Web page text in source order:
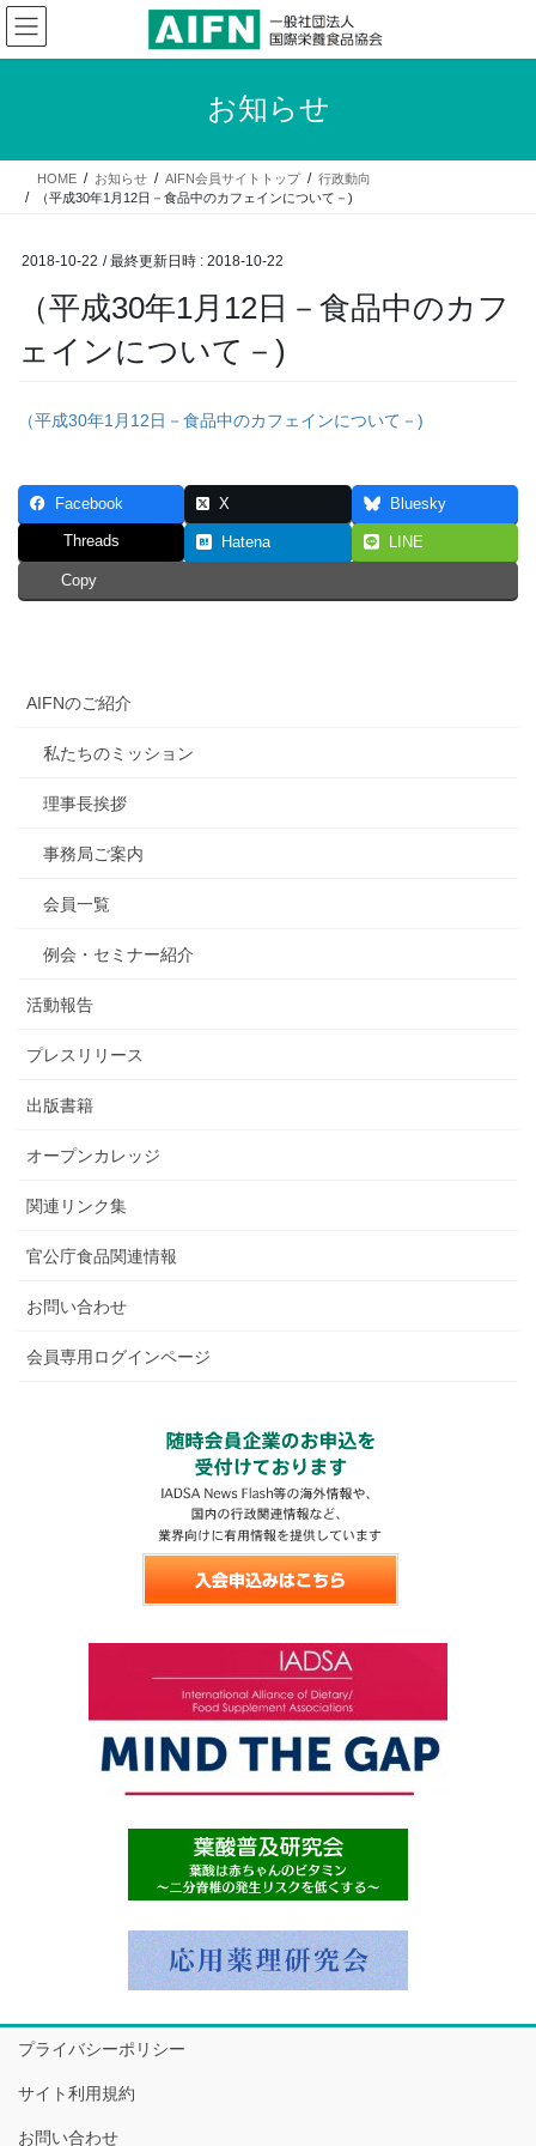
コ
ン
テ
ス
ナ
ビ
ゲ
ン
お知らせ
HOME お知らせ AIFN会員サイトトップ
行政動向
（平成30年1月12日－食品中のカフェインについて－)
2018-10-22 / 最終更新日時 : 2018-10-22
（平成30年1月12日－食品中のカフ
ェインについて－)
（平成30年1月12日－食品中のカフェインについて－)
Facebook X Bluesky
Threads Hatena LINE
Copy
AIFNのご紹介
私たちのミッション
理事長挨拶
事務局ご案内
会員一覧
例会・セミナー紹介
活動報告
プレスリリース
出版書籍
オープンカレッジ
関連リンク集
官公庁食品関連情報
お問い合わせ
会員専用ログインページ
プライバシーポリシー
サイト利用規約
お問い合わせ